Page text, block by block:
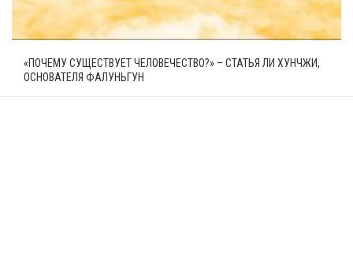
«ПОЧЕМУ СУЩЕСТВУЕТ ЧЕЛОВЕЧЕСТВО?» – СТАТЬЯ ЛИ ХУНЧЖИ,
ОСНОВАТЕЛЯ ФАЛУНЬГУН